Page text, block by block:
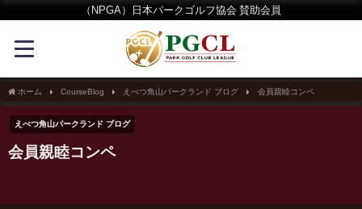
（NPGA）日本パークゴルフ協会 賛助会員
ホーム CourseBlog えべつ角山パークランド ブログ 会員親睦コンペ
えべつ角山パークランド ブログ
会員親睦コンペ